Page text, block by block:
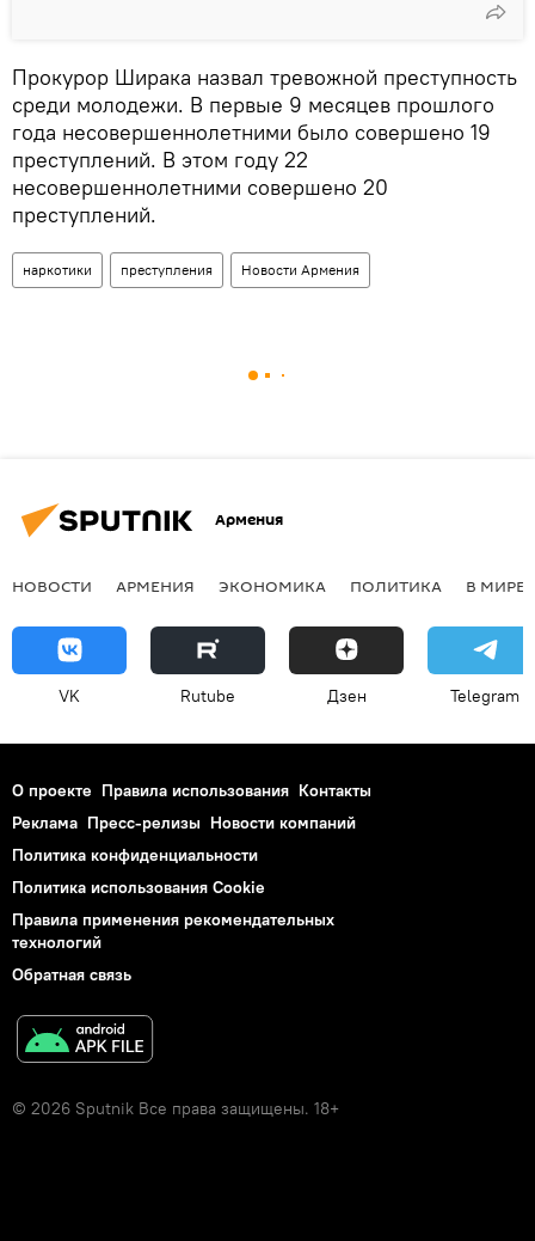
Прокурор Ширака назвал тревожной преступность
среди молодежи. В первые 9 месяцев прошлого
года несовершеннолетними было совершено 19
преступлений. В этом году 22
несовершеннолетними совершено 20
преступлений.
наркотики преступления Новости Армения
Армения
НОВОСТИ АРМЕНИЯ ЭКОНОМИКА ПОЛИТИКА В МИРЕ
VK Rutube Дзен Telegram
О проекте Правила использования Контакты
Реклама Пресс-релизы Новости компаний
Политика конфиденциальности
Политика использования Cookie
Правила применения рекомендательных
технологий
Обратная связь
© 2026 Sputnik Все права защищены. 18+